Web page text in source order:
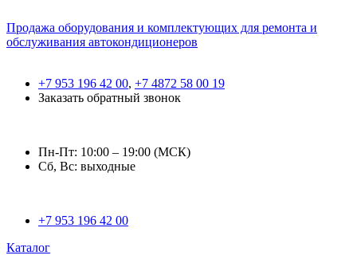
Продажа оборудования и комплектующих для ремонта и
обслуживания автокондиционеров
+7 953 196 42 00, +7 4872 58 00 19
Заказать обратный звонок
Пн-Пт: 10:00 – 19:00 (МСК)
Сб, Вс: выходные
+7 953 196 42 00
Каталог